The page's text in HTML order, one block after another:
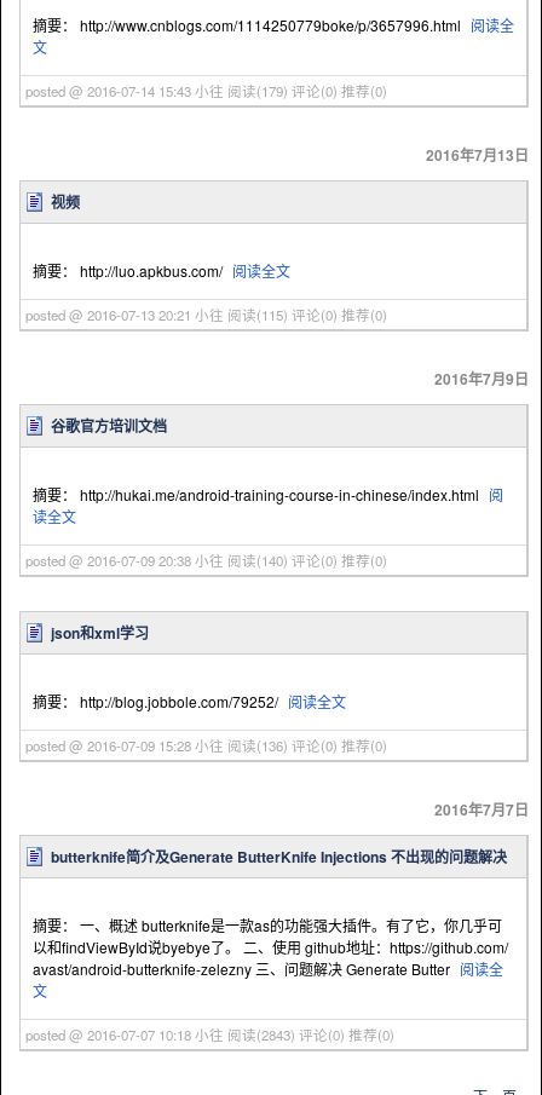
摘要： http://www.cnblogs.com/1114250779boke/p/3657996.html 阅读全
文
posted @ 2016-07-14 15:43 小往 阅读(179) 评论(0) 推荐(0)
2016年7月13日
视频
摘要： http://luo.apkbus.com/ 阅读全文
posted @ 2016-07-13 20:21 小往 阅读(115) 评论(0) 推荐(0)
2016年7月9日
谷歌官方培训文档
摘要： http://hukai.me/android-training-course-in-chinese/index.html 阅
读全文
posted @ 2016-07-09 20:38 小往 阅读(140) 评论(0) 推荐(0)
json和xml学习
摘要： http://blog.jobbole.com/79252/ 阅读全文
posted @ 2016-07-09 15:28 小往 阅读(136) 评论(0) 推荐(0)
2016年7月7日
butterknife简介及Generate ButterKnife Injections 不出现的问题解决
摘要： 一、概述 butterknife是一款as的功能强大插件。有了它，你几乎可
以和findViewById说byebye了。 二、使用 github地址：https://github.com/
avast/android-butterknife-zelezny 三、问题解决 Generate Butter 阅读全
文
posted @ 2016-07-07 10:18 小往 阅读(2843) 评论(0) 推荐(0)